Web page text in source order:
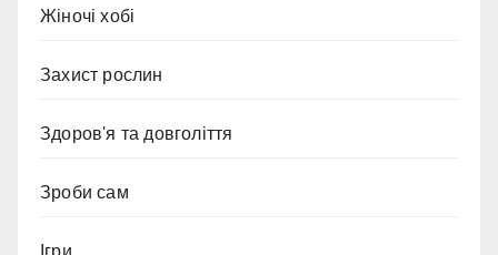
Жіночі хобі
Захист рослин
Здоров'я та довголіття
Зроби сам
Ігри